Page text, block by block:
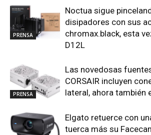
PRENSA
Noctua sigue
disipadores con sus
chromax.black, esta
D12L
PRENSA
Las novedosas
CORSAIR incluyen
lateral, ahora también
Elgato retuerce con
tuerca más su